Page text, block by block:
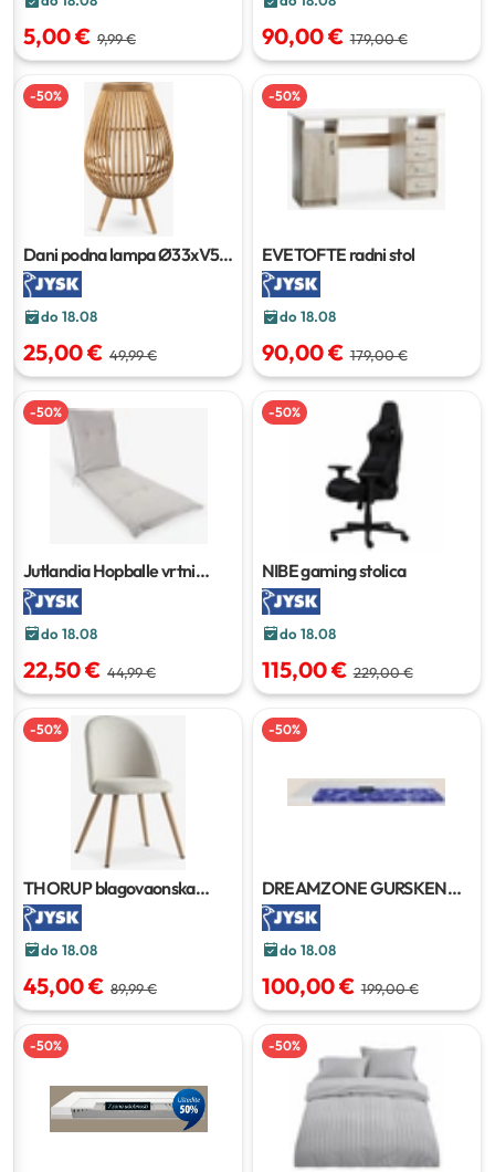
5,00 € 9,99 € 90,00 € 179,00 €
-50%
Dani podna lampaØ33xV54
cm
do 18.08
25,00 € 49,99 €
-50%
EVETOFTE radni stol
do 18.08
90,00 € 179,00 €
-50%
Jutlandia Hopballe vrtni
jastuk50x117x6 cm
do 18.08
22,50 € 44,99 €
-50%
NIBE gaming stolica
do 18.08
115,00 € 229,00 €
-50%
THORUP blagovaonska
stolica
do 18.08
45,00 € 89,99 €
-50%
DREAMZONE GURSKEN
nadmadrac
do 18.08
100,00 € 199,00 €
-50% -50%